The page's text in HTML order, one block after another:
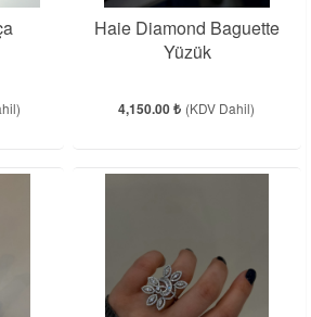
Haie Diamond Baguette
Yüzük
4,150.00 ₺ (KDV Dahil)